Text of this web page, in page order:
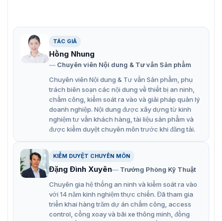
Giới thiệu những tính năng nổi bật của module camera DS-
KD8003-IME1(B)/NS
Tính năng của module Hikvision DS-
KD8003-IME1(B)/NS
Đơn vị chính của trạm cửa mô-đun
Camera mắt cá 2 MP có bổ sung IR
Điều khiển hai khóa
Cấp nguồn PoE tiêu chuẩn
Cấp bảo vệ IP65
Cấu hình thuận tiện qua Web từ xa
Cung cấp trực tiếp đầu ra nguồn 12V, 500mA cho một
TÁC GIẢ
Hồng Nhung
Chuyên viên Nội dung & Tư vấn Sản phẩm
Chuyên viên Nội dung & Tư vấn Sản phẩm, phụ
trách biên soạn các nội dung về thiết bị an ninh,
chấm công, kiểm soát ra vào và giải pháp quản lý
doanh nghiệp. Nội dung được xây dựng từ kinh
nghiệm tư vấn khách hàng, tài liệu sản phẩm và
được kiểm duyệt chuyên môn trước khi đăng tải.
KIỂM DUYỆT CHUYÊN MÔN
Đặng Đình Xuyên
Trưởng Phòng Kỹ Thuật
Chuyên gia hệ thống an ninh và kiểm soát ra vào
với 14 năm kinh nghiệm thực chiến. Đã tham gia
triển khai hàng trăm dự án chấm công, access
control, cổng xoay và bãi xe thông minh, đồng